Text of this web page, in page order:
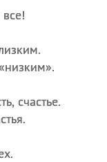
счастье.